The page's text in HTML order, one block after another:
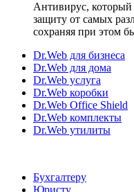
Антивирус, который
защиту от самых
сохраняя при этом
Dr.Web для бизнеса
Dr.Web для дома
Dr.Web услуга
Dr.Web коробки
Dr.Web Office Shield
Dr.Web комплекты
Dr.Web утилиты
Бухгалтеру
Юристу